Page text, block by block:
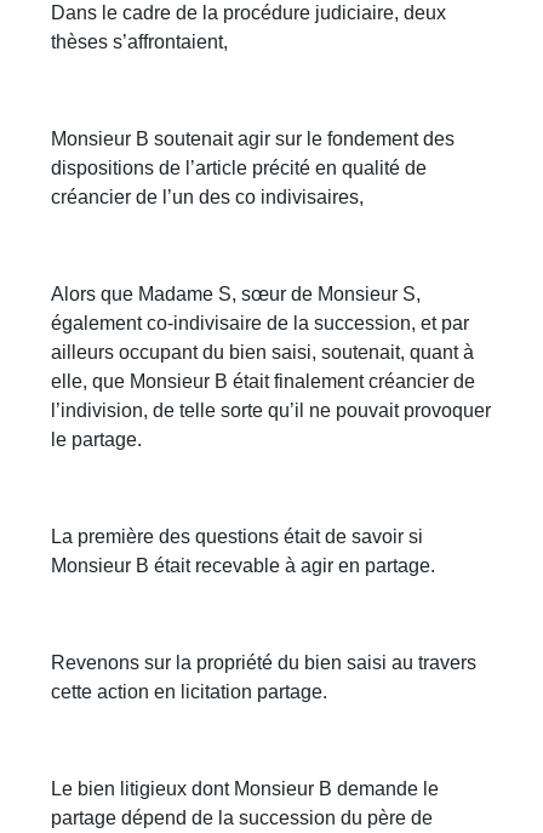
Dans le cadre de la procédure judiciaire, deux
thèses s’affrontaient,
Monsieur B soutenait agir sur le fondement des
dispositions de l’article précité en qualité de
créancier de l’un des co indivisaires,
Alors que Madame S, sœur de Monsieur S,
également co-indivisaire de la succession, et par
ailleurs occupant du bien saisi, soutenait, quant à
elle, que Monsieur B était finalement créancier de
l’indivision, de telle sorte qu’il ne pouvait provoquer
le partage.
La première des questions était de savoir si
Monsieur B était recevable à agir en partage.
Revenons sur la propriété du bien saisi au travers
cette action en licitation partage.
Le bien litigieux dont Monsieur B demande le
partage dépend de la succession du père de